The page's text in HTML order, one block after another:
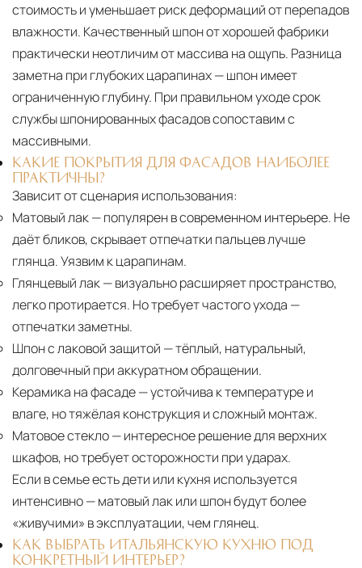
стоимость и уменьшает риск деформаций от перепадов
влажности. Качественный шпон от хорошей фабрики
практически неотличим от массива на ощупь. Разница
заметна при глубоких царапинах — шпон имеет
ограниченную глубину. При правильном уходе срок
службы шпонированных фасадов сопоставим с
массивными.
КАКИЕ ПОКРЫТИЯ ДЛЯ ФАСАДОВ НАИБОЛЕЕ
ПРАКТИЧНЫ?
Зависит от сценария использования:
Матовый лак— популярен в современном интерьере. Не
даёт бликов, скрывает отпечатки пальцев лучше
глянца. Уязвим к царапинам.
Глянцевый лак— визуально расширяет пространство,
легко протирается. Но требует частого ухода —
отпечатки заметны.
Шпон с лаковой защитой — тёплый, натуральный,
долговечный при аккуратном обращении.
Керамика на фасаде— устойчива к температуре и
влаге, но тяжёлая конструкция и сложный монтаж.
Матовое стекло— интересное решение для верхних
шкафов, но требует осторожности при ударах.
Если в семье есть дети или кухня используется
интенсивно — матовый лак или шпон будут более
«живучими» в эксплуатации, чем глянец.
КАК ВЫБРАТЬ ИТАЛЬЯНСКУЮ КУХНЮ ПОД
КОНКРЕТНЫЙ ИНТЕРЬЕР?